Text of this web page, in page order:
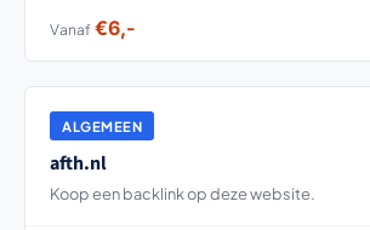
Vanaf €6,-
ALGEMEEN
afth.nl
Koop een backlink op deze website.